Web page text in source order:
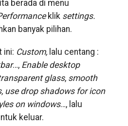
berada di menu
​ klik ​settings.
banyak pilihan.
ini: Custom, ​lalu centang :
…, Enable desktop
glass, smooth
use drop shadows for icon
on windows…, lalu
keluar.